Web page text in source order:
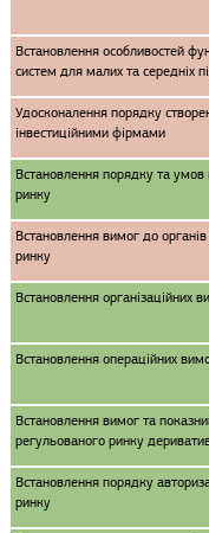
Встановлення особливостей
систем для малих та середніх
Удосконалення порядку
інвестиційними фірмами
Встановлення порядку та умов
ринку
Встановлення вимог до
ринку
Встановлення організаційних
Встановлення операційних
Встановлення вимог та
регульованого ринку
Встановлення порядку
ринку